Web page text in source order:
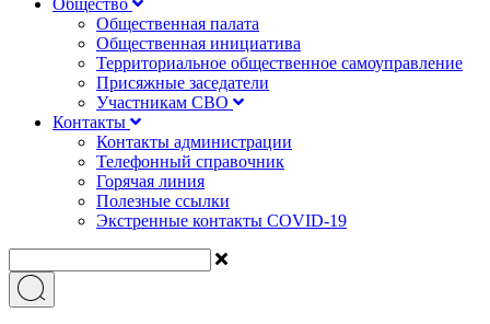
Общество
Общественная палата
Общественная инициатива
Территориальное общественное самоуправление
Присяжные заседатели
Участникам СВО
Контакты
Контакты администрации
Телефонный справочник
Горячая линия
Полезные ссылки
Экстренные контакты COVID-19